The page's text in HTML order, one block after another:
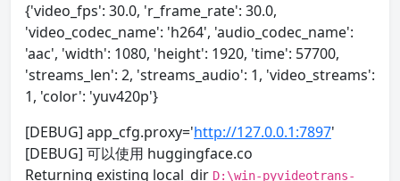
{'video_fps': 30.0, 'r_frame_rate': 30.0,
'video_codec_name': 'h264', 'audio_codec_name':
'aac', 'width': 1080, 'height': 1920, 'time': 57700,
'streams_len': 2, 'streams_audio': 1, 'video_streams':
1, 'color': 'yuv420p'}
[DEBUG] app_cfg.proxy='http://127.0.0.1:7897'
[DEBUG] 可以使用 huggingface.co
Returning existing local_dir D:\win-pyvideotrans-